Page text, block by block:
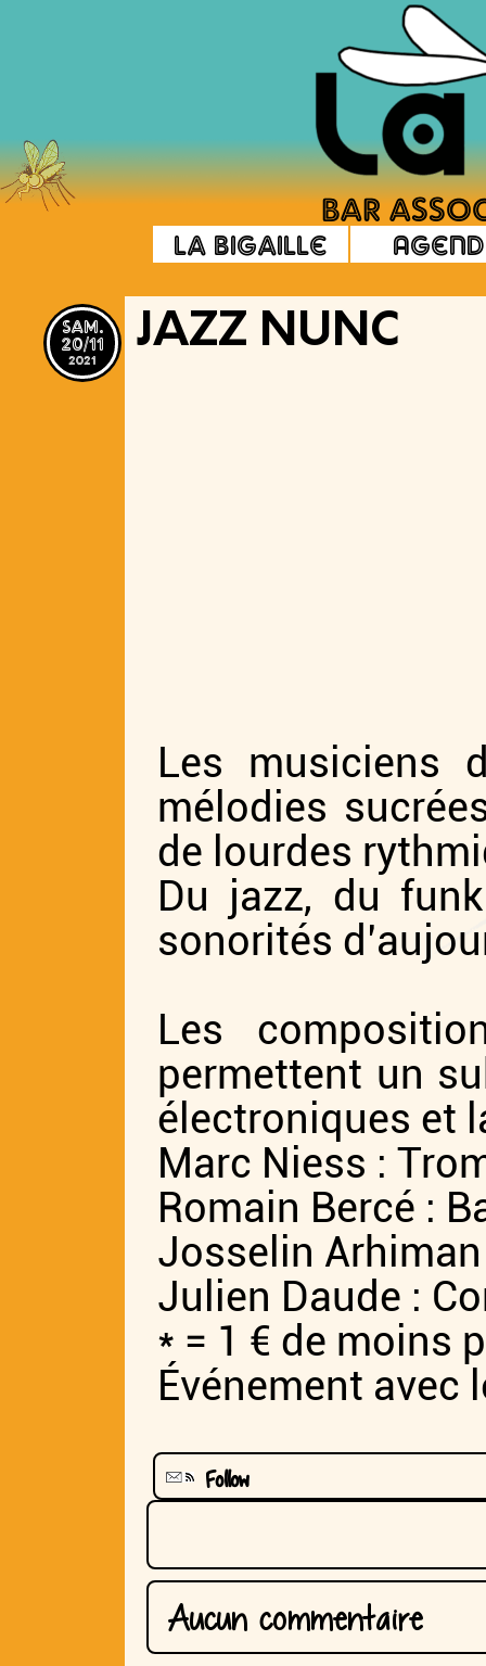
La Bigaille
sam.
20/11
2021
JAZZ NUNC
Les musiciens
mélodies
de lourdes
Du jazz, du
sonorités
Les
permettent un
électroniques et
Marc Niess :
Romain Bercé :
Josselin
Julien Daude :
* = 1 € de moins
Événement avec
Follow
Aucun commentaire